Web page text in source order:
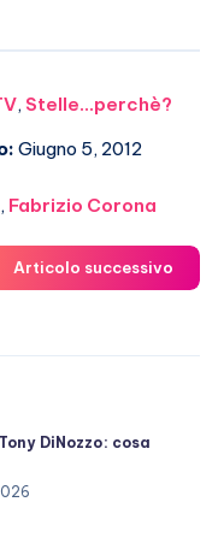
, Stelle...perchè?
Giugno 5, 2012
, Fabrizio Corona
Articolo successivo
DiNozzo: cosa